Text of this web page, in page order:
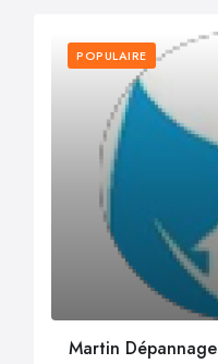
POPULAIRE
Martin Dépannage